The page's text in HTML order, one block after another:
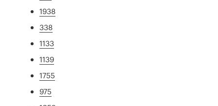
1938
338
1133
1139
1755
975